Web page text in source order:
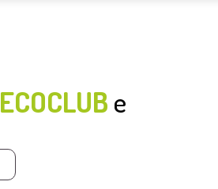
ECOCLUBe